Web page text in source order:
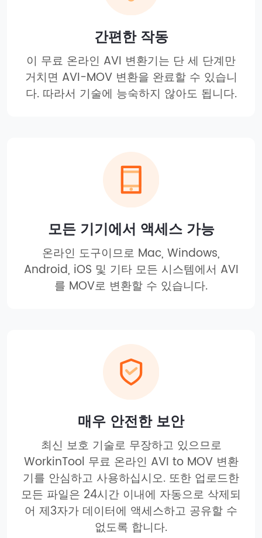
간편한 작동
이 무료 온라인 AVI 변환기는 단 세 단계만
거치면 AVI-MOV 변환을 완료할 수 있습니
다. 따라서 기술에 능숙하지 않아도 됩니다.
모든 기기에서 액세스 가능
온라인 도구이므로 Mac, Windows,
Android, iOS 및 기타 모든 시스템에서 AVI
를 MOV로 변환할 수 있습니다.
매우 안전한 보안
최신 보호 기술로 무장하고 있으므로
WorkinTool 무료 온라인 AVI to MOV 변환
기를 안심하고 사용하십시오. 또한 업로드한
모든 파일은 24시간 이내에 자동으로 삭제되
어 제3자가 데이터에 액세스하고 공유할 수
없도록 합니다.